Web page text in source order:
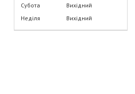
Субота
Вихідний
Неділя
Вихідний